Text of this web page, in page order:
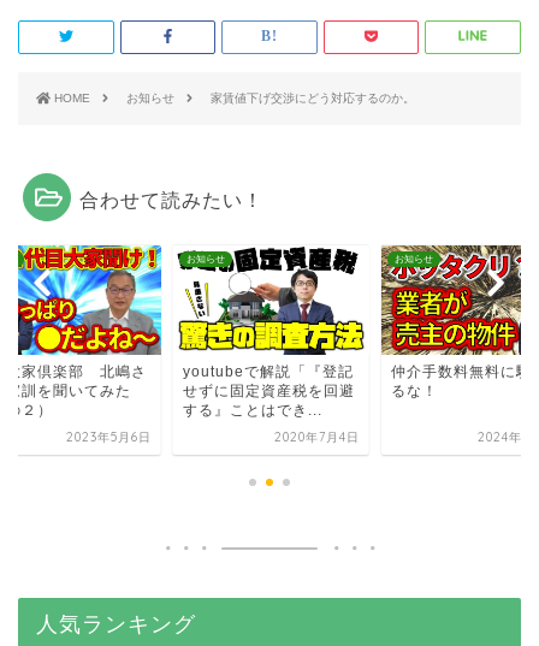
HOME お知らせ 家賃値下げ交渉にどう対応するのか。
合わせて読みたい！
大家倶楽部 北嶋さ
家訓を聞いてみた
２）
2023年5月6日
お知らせ
youtubeで解説「『登記
せずに固定資産税を回避
する』ことはでき...
2020年7月4日
お知らせ
仲介手数料無料に騙
るな！
2024年1
人気ランキング